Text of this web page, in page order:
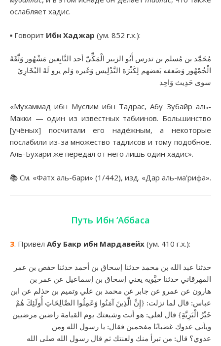
ослабляет хадис.
▪︎ Говорит Ибн Хаджар (ум. 852 г.х.):
مُحَمَّد بن مُسلم بن تدرس أَبُو الزبير الْمَكِّيّ أحد التَّابِعين مَشْهُور وَثَّقَهُ
الْجُمْهُور وَضَعفه بَعضهم لِكَثْرَة التَّدْلِيس وَغَيره وَلم يرو لَهُ البُخَارِيّ
سوى حَدِيث وَاحِد
«Мухаммад ибн Муслим ибн Тадрас, Абу Зубайр аль-
Макки — один из известных табиинов. Большинство
[учёных] посчитали его надёжным, а некоторые
послабили из-за множество тадлисов и тому подобное.
Аль-Бухари же передал от него лишь один хадис».
📚 См. «Фатх аль-бари» (1/442), изд. «Дар аль-ма’рифа».
Путь Ибн ‘Аббаса
3. Привёл Абу Бакр ибн Мардавейх (ум. 410 г.х.):
حدثنا عبد الله بن محمد حدثنا إسحاق بن أحمد حدثنا حفص بن عمر
المهرقاني حدثنا حيَّويه يعني إسحاق بن إسماعيل عن عمر بن
هارون عن عمرو عن جابر عن محمد بن علي وتميم بن حذلم عن ابن
عباس: قال لما نزلت: {إِنَّ الَّذِينَ آمَنُوا وَعَمِلُوا الصَّالِحَاتِ أُولَئِكَ هُمْ
خَيْرُ الْبَرِيَّةِ} قال لعلي: هو أنت وشيعتك يوم القيامة راضين مرضيين
ويأتي عدوك غضبانًا مفحمين فقال: يا رسول الله ومن
عدوي؟ قال: من تبرأ منك ولعنتك ثم قال رسول الله صلى الله